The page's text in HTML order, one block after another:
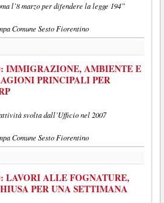
l’8 marzo per difendere la legge 194”
Comune Sesto Fiorentino
IMMIGRAZIONE, AMBIENTE E
PRINCIPALI PER
svolta dall’Ufficio nel 2007
Comune Sesto Fiorentino
LAVORI ALLE FOGNATURE,
PER UNA SETTIMANA